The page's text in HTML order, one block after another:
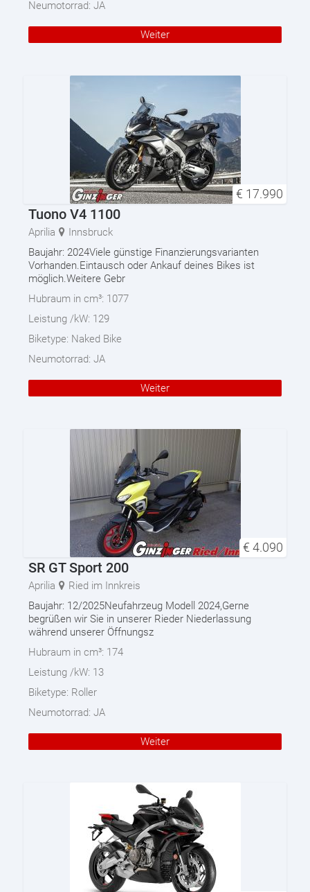
Neumotorrad: JA
Weiter
€ 17.990
Tuono V4 1100
Aprilia
Innsbruck
Baujahr: 2024Viele günstige Finanzierungsvarianten
Vorhanden.Eintausch oder Ankauf deines Bikes ist
möglich.Weitere Gebr
Hubraum in cm³: 1077
Leistung /kW: 129
Biketype: Naked Bike
Neumotorrad: JA
Weiter
€ 4.090
SR GT Sport 200
Aprilia
Ried im Innkreis
Baujahr: 12/2025Neufahrzeug Modell 2024,Gerne
begrüßen wir Sie in unserer Rieder Niederlassung
während unserer Öffnungsz
Hubraum in cm³: 174
Leistung /kW: 13
Biketype: Roller
Neumotorrad: JA
Weiter